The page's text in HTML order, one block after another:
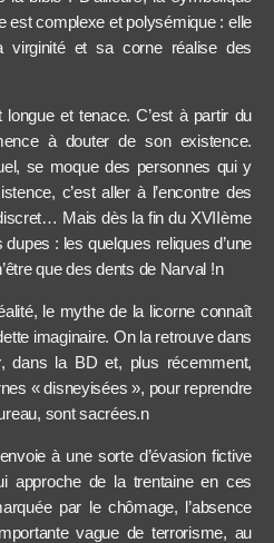
est complexe et polysémique : elle
virginité et sa corne réalise des
et tenace. C’est à partir du
à douter de son existence.
se moque des personnes qui y
c’est aller à l’encontre des
Mais dès la fin du XVIIème
: les quelques reliques d’une
que des dents de Narval !n
le mythe de la licorne connaît
imaginaire. On la retrouve dans
, dans la BD et, plus récemment,
« disneyisées », pour reprendre
sont sacrées.n
à une sorte d’évasion fictive
approche de la trentaine en ces
par le chômage, l’absence
vague de terrorisme, au